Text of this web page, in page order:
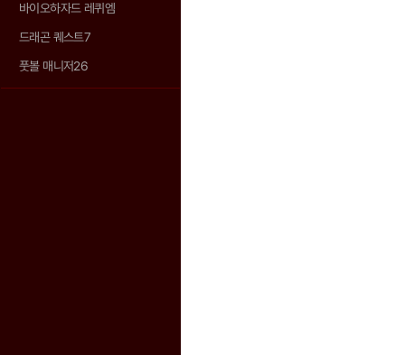
바이오하자드 레퀴엠
드래곤 퀘스트7
풋볼 매니저26